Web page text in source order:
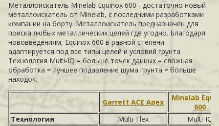
Металлоискатель Minelab Equinox 600 - достаточно новый
металлоискатель от Minelab, с последними разработками
компании на борту. Металлоискатель предназначен для
поиска любых металлических целей где угодно. Благодаря
нововведениям, Equinox 600 в равной степени
адаптируется под все типы целей и условий грунта.
Технология Multi-IQ = больше точек данных = сложная
обработка = лучшее подавление шума грунта = больше
находок.
Garrett ACE Apex
Minelab
600
Технология
Multi-Flex
Multi-IQ